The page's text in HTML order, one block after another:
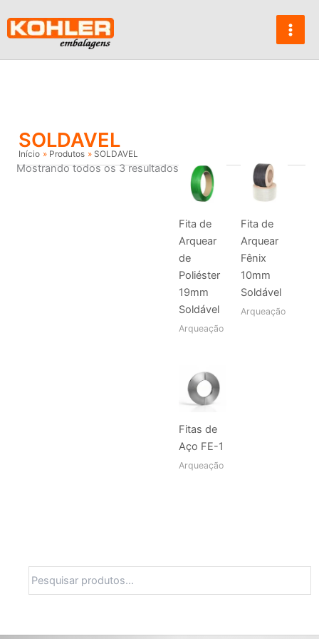
para
conteúdo
SOLDAVEL
Início Produtos SOLDAVEL
Mostrando todos os 3 resultados
Fita de
Arquear
de
Poliéster
19mm
Soldável
Arqueação
Fita de
Arquear
Fênix
10mm
Soldável
Arqueação
Fitas de
Aço FE-1
Arqueação